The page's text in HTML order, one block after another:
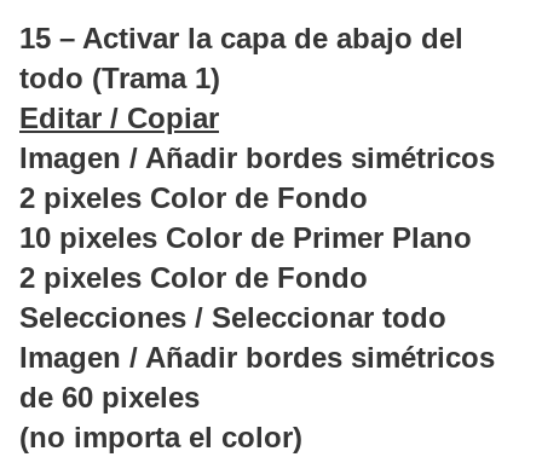
15 – Activar la capa de abajo del
todo (Trama 1)
Editar / Copiar
Imagen / Añadir bordes simétricos
2 pixeles Color de Fondo
10 pixeles Color de Primer Plano
2 pixeles Color de Fondo
Selecciones / Seleccionar todo
Imagen / Añadir bordes simétricos
de 60 pixeles
(no importa el color)